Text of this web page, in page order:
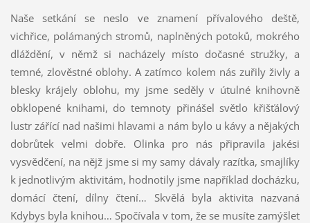
Naše setkání se neslo ve znamení přívalového deště,
vichřice, polámaných stromů, naplněných potoků, mokrého
dláždění, v němž si nacházely místo dočasné stružky, a
temné, zlověstné oblohy. A zatímco kolem nás zuřily živly a
blesky krájely oblohu, my jsme seděly v útulné knihovně
obklopené knihami, do temnoty přinášel světlo křišťálový
lustr zářící nad našimi hlavami a nám bylo u kávy a nějakých
dobrůtek velmi dobře. Olinka pro nás připravila jakési
vysvědčení, na nějž jsme si my samy dávaly razítka, smajlíky
k jednotlivým aktivitám, hodnotily jsme například docházku,
domácí čtení, dílny čtení… Skvělá byla aktivita nazvaná
Kdybys byla knihou… Spočívala v tom, že se musíte zamýšlet